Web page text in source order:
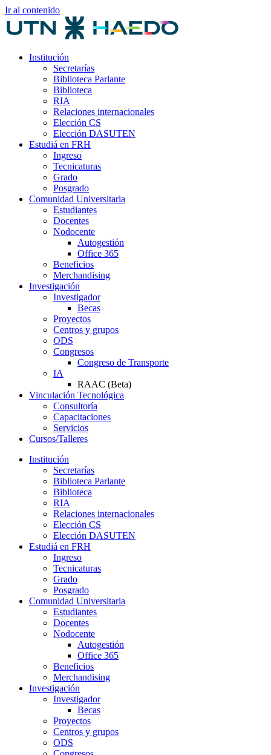
Ir al contenido
Institución
Secretarías
Biblioteca Parlante
Biblioteca
RIA
Relaciones internacionales
Elección CS
Elección DASUTEN
Estudiá en FRH
Ingreso
Tecnicaturas
Grado
Posgrado
Comunidad Universitaria
Estudiantes
Docentes
Nodocente
Autogestión
Office 365
Beneficios
Merchandising
Investigación
Investigador
Becas
Proyectos
Centros y grupos
ODS
Congresos
Congreso de Transporte
IA
RAAC (Beta)
Vinculación Tecnológica
Consultoría
Capacitaciones
Servicios
Cursos/Talleres
Institución
Secretarías
Biblioteca Parlante
Biblioteca
RIA
Relaciones internacionales
Elección CS
Elección DASUTEN
Estudiá en FRH
Ingreso
Tecnicaturas
Grado
Posgrado
Comunidad Universitaria
Estudiantes
Docentes
Nodocente
Autogestión
Office 365
Beneficios
Merchandising
Investigación
Investigador
Becas
Proyectos
Centros y grupos
ODS